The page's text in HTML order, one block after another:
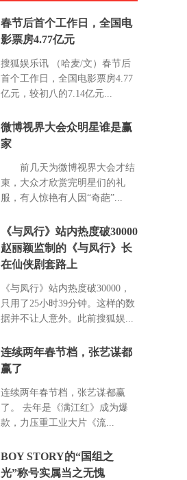
春节后首个工作日，全国电
影票房4.77亿元
搜狐娱乐讯 （哈麦/文）春节后
首个工作日，全国电影票房4.77
亿元，较初八的7.14亿元...
微博视界大会众明星谁是赢
家
前几天为微博视界大会才结
束，大众才欣赏完明星们的礼
服，有人惊艳有人因“奇葩”...
《与凤行》站内热度破30000
赵丽颖监制的《与凤行》长
在仙侠剧套路上
《与凤行》站内热度破30000，
只用了25小时39分钟。这样的数
据并不让人意外。此前搜狐娱...
连续两年春节档，张艺谋都
赢了
连续两年春节档，张艺谋都赢
了。 去年是《满江红》成为爆
款，力压重工业大片《流...
BOY STORY的“国组之
光”称号实属当之无愧